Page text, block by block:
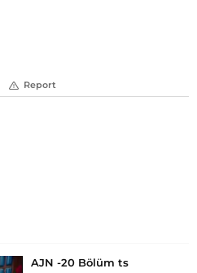
Report
AJN -20 Bölüm ts